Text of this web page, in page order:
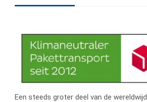
Een steeds groter deel van de